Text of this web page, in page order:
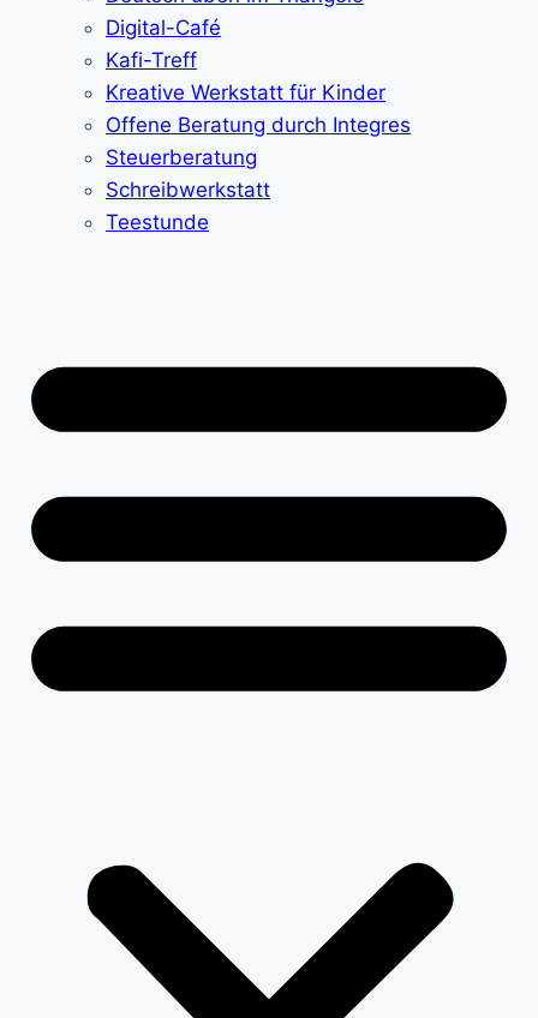
Digital-Café
Kafi-Treff
Kreative Werkstatt für Kinder
Offene Beratung durch Integres
Steuerberatung
Schreibwerkstatt
Teestunde